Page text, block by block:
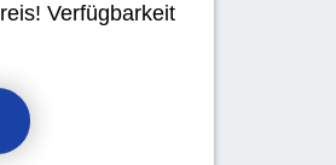
Verfügbarkeit